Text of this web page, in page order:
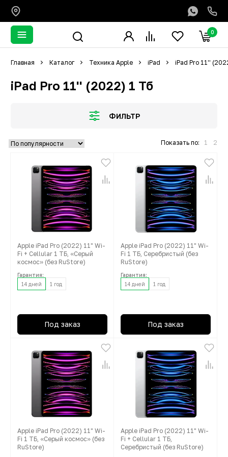
0
Главная Каталог Техника Apple iPad iPad Pro 11''
iPad Pro 11'' (2022) 1 Тб
ФИЛЬТР
Показать по: 1 2
Apple iPad Pro (2022) 11" Wi-
Fi + Cellular 1 ТБ, «Серый
космос» (без RuStore)
Гарантия:
14 дней
1 год
Под заказ
Apple iPad Pro (2022) 11" Wi-
Fi 1 ТБ, Серебристый (без
RuStore)
Гарантия:
14 дней
1 год
Под заказ
Apple iPad Pro (2022) 11" Wi-
Fi 1 ТБ, «Серый космос» (без
RuStore)
Apple iPad Pro (2022) 11" Wi-
Fi + Cellular 1 ТБ,
Серебристый (без RuStore)